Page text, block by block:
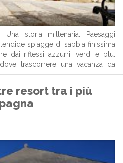
storia millenaria. Paesaggi
spiagge di sabbia finissima
dai riflessi azzurri, verdi e blu.
trascorrere una vacanza da
la sua proposta di strutture
resort tra i più